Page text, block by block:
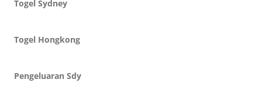
Togel Sydney
Togel Hongkong
Pengeluaran Sdy